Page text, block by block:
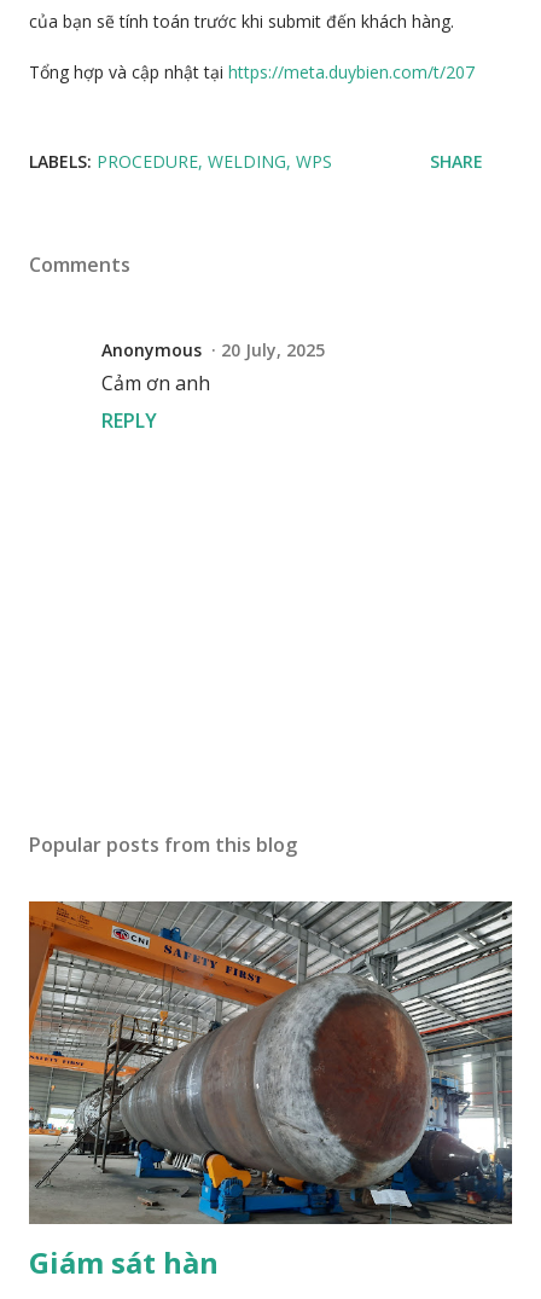
của bạn sẽ tính toán trước khi submit đến khách hàng.
Tổng hợp và cập nhật tại https://meta.duybien.com/t/207
LABELS: PROCEDURE WELDING WPS SHARE
Comments
Anonymous 20 July, 2025
Cảm ơn anh
REPLY
s
C
m
m
e
n
t
Popular posts from this blog
Giám sát hàn